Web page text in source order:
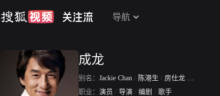
导航
成龙
别名： Jackie Chan / 陈港生 / 房仕龙 / 陈元楼
职业： 演员 / 导演 / 编剧 / 歌手